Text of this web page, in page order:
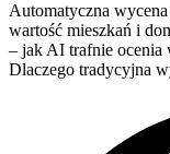
Automatyczna
wartość mieszkań i
– jak AI trafnie ocenia
Dlaczego tradycyjna